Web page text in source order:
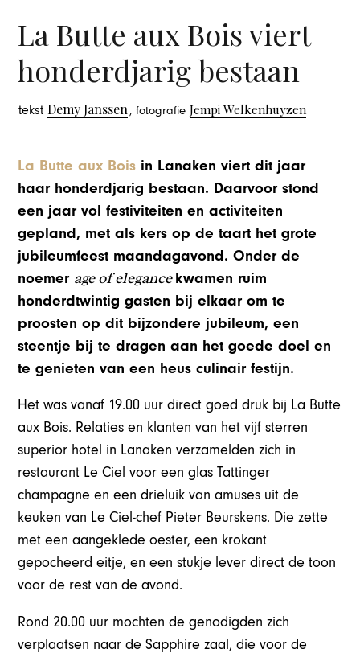
La Butte aux Bois viert
honderdjarig bestaan
tekstDemy Janssen , fotografieJempi Welkenhuyzen
La Butte aux Bois in Lanaken viert dit jaar
haar honderdjarig bestaan. Daarvoor stond
een jaar vol festiviteiten en activiteiten
gepland, met als kers op de taart het grote
jubileumfeest maandagavond. Onder de
noemer age of elegancekwamen ruim
honderdtwintig gasten bij elkaar om te
proosten op dit bijzondere jubileum, een
steentje bij te dragen aan het goede doel en
te genieten van een heus culinair festijn.
Het was vanaf 19.00 uur direct goed druk bij La Butte
aux Bois. Relaties en klanten van het vijf sterren
superior hotel in Lanaken verzamelden zich in
restaurant Le Ciel voor een glas Tattinger
champagne en een drieluik van amuses uit de
keuken van Le Ciel-chef Pieter Beurskens. Die zette
met een aangeklede oester, een krokant
gepocheerd eitje, en een stukje lever direct de toon
voor de rest van de avond.
Rond 20.00 uur mochten de genodigden zich
verplaatsen naar de Sapphire zaal, die voor de